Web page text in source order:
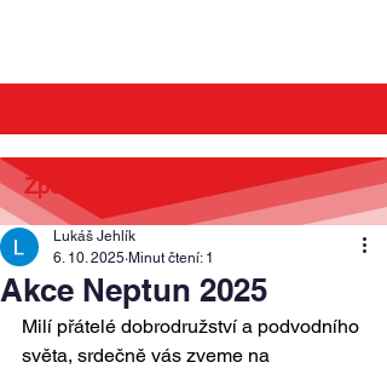
Zpět na příspěvky
Akce Neptun 2025
Lukáš Jehlík
6. 10. 2025 Minut čtení: 1
Milí přátelé dobrodružství a podvodního
světa, srdečně vás zveme na